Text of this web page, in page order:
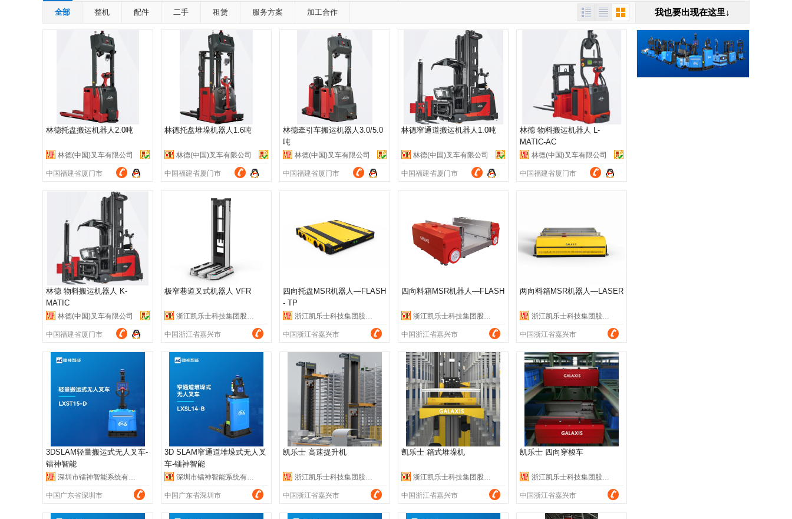
全部 整机 配件 二手 租赁 服务方案 加工合作 我也要出现在这里↓
林德托盘搬运机器人2.0吨
林德(中国)叉车有限公司
中国福建省厦门市
林德托盘堆垛机器人1.6吨
林德(中国)叉车有限公司
中国福建省厦门市
林德牵引车搬运机器人3.0/5.0
吨
林德(中国)叉车有限公司
中国福建省厦门市
林德窄通道搬运机器人1.0吨
林德(中国)叉车有限公司
中国福建省厦门市
林德 物料搬运机器人 L-
MATIC-AC
林德(中国)叉车有限公司
中国福建省厦门市
林德 物料搬运机器人 K-
MATIC
林德(中国)叉车有限公司
中国福建省厦门市
极窄巷道叉式机器人 VFR
浙江凯乐士科技集团股份有限公司
中国浙江省嘉兴市
四向托盘MSR机器人—FLASH
- TP
浙江凯乐士科技集团股份有限公司
中国浙江省嘉兴市
四向料箱MSR机器人—FLASH
浙江凯乐士科技集团股份有限公司
中国浙江省嘉兴市
两向料箱MSR机器人—LASER
浙江凯乐士科技集团股份有限公司
中国浙江省嘉兴市
3DSLAM轻量搬运式无人叉车-
镭神智能
深圳市镭神智能系统有限公司
中国广东省深圳市
3D SLAM窄通道堆垛式无人叉
车-镭神智能
深圳市镭神智能系统有限公司
中国广东省深圳市
凯乐士 高速提升机
浙江凯乐士科技集团股份有限公司
中国浙江省嘉兴市
凯乐士 箱式堆垛机
浙江凯乐士科技集团股份有限公司
中国浙江省嘉兴市
凯乐士 四向穿梭车
浙江凯乐士科技集团股份有限公司
中国浙江省嘉兴市